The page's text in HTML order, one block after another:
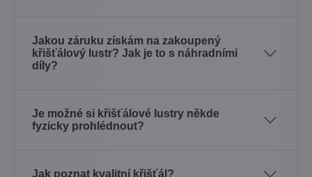
Jakou záruku získám na zakoupený
křišťálový lustr? Jak je to s náhradními
díly?
Je možné si křišťálové lustry někde
fyzicky prohlédnout?
Jak poznat kvalitní křišťál?